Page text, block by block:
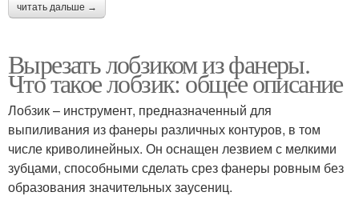
читать дальше →
Вырезать лобзиком из фанеры.
Что такое лобзик: общее описание
Лобзик – инструмент, предназначенный для
выпиливания из фанеры различных контуров, в том
числе криволинейных. Он оснащен лезвием с мелкими
зубцами, способными сделать срез фанеры ровным без
образования значительных заусениц.